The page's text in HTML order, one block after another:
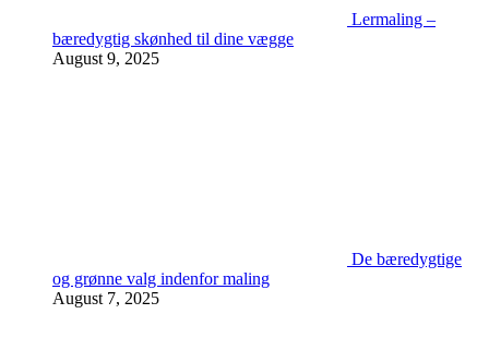
Lermaling –
bæredygtig skønhed til dine vægge
August 9, 2025
De bæredygtige
og grønne valg indenfor maling
August 7, 2025